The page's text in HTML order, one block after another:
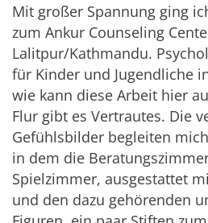
Mit großer Spannung ging
zum Ankur Counseling
Lalitpur/Kathmandu.
für Kinder und Jugendliche
wie kann diese Arbeit hier
Flur gibt es Vertrautes. Die
Gefühlsbilder begleiten
in dem die
Spielzimmer, ausgestattet
und den dazu gehörenden